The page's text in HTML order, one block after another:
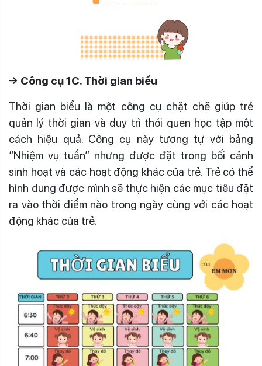
→ Công cụ 1C. Thời gian biểu
Thời gian biểu là một công cụ chặt chẽ giúp trẻ
quản lý thời gian và duy trì thói quen học tập một
cách hiệu quả. Công cụ này tương tự với bảng
“Nhiệm vụ tuần” nhưng được đặt trong bối cảnh
sinh hoạt và các hoạt động khác của trẻ. Trẻ có thể
hình dung được mình sẽ thực hiện các mục tiêu đặt
ra vào thời điểm nào trong ngày cùng với các hoạt
động khác của trẻ.